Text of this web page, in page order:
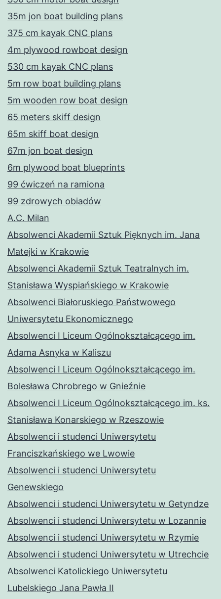
35m jon boat building plans
375 cm kayak CNC plans
4m plywood rowboat design
530 cm kayak CNC plans
5m row boat building plans
5m wooden row boat design
65 meters skiff design
65m skiff boat design
67m jon boat design
6m plywood boat blueprints
99 ćwiczeń na ramiona
99 zdrowych obiadów
A.C. Milan
Absolwenci Akademii Sztuk Pięknych im. Jana
Matejki w Krakowie
Absolwenci Akademii Sztuk Teatralnych im.
Stanisława Wyspiańskiego w Krakowie
Absolwenci Białoruskiego Państwowego
Uniwersytetu Ekonomicznego
Absolwenci I Liceum Ogólnokształcącego im.
Adama Asnyka w Kaliszu
Absolwenci I Liceum Ogólnokształcącego im.
Bolesława Chrobrego w Gnieźnie
Absolwenci I Liceum Ogólnokształcącego im. ks.
Stanisława Konarskiego w Rzeszowie
Absolwenci i studenci Uniwersytetu
Franciszkańskiego we Lwowie
Absolwenci i studenci Uniwersytetu
Genewskiego
Absolwenci i studenci Uniwersytetu w Getyndze
Absolwenci i studenci Uniwersytetu w Lozannie
Absolwenci i studenci Uniwersytetu w Rzymie
Absolwenci i studenci Uniwersytetu w Utrechcie
Absolwenci Katolickiego Uniwersytetu
Lubelskiego Jana Pawła II